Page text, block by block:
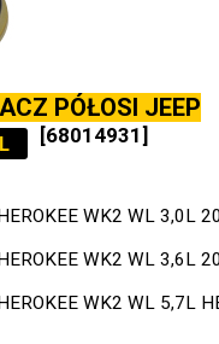
PÓŁOSI JEEP
[68014931]
WK2 WL 3,0L
WK2 WL 3,6L
WK2 WL 5,7L